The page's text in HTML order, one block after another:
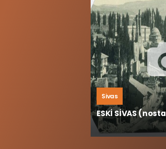
Sivas
ESKİ SİVAS